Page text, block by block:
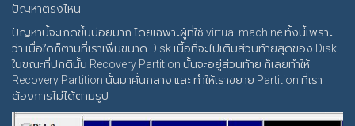
ปัญหาตรงไหน
ปัญหานี้จะเกิดขึ้นบ่อยมาก โดยเฉพาะผู้ที่ใช้ virtual machine ทั้งนี้เพราะ
ว่า เมื่อใดก็ตามที่เราเพิ่มขนาด Disk เนื้อที่จะไปเติมส่วนท้ายสุดของ Disk
ในขณะที่ปกตินั้น Recovery Partition นั้นจะอยู่ส่วนท้าย ก็เลยทำให้
Recovery Partition นั้นมาคั่นกลาง และ ทำให้เราขยาย Partition ที่เรา
ต้องการไม่ได้ตามรูป